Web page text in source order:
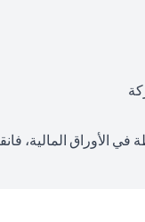
الأوراق المالية،